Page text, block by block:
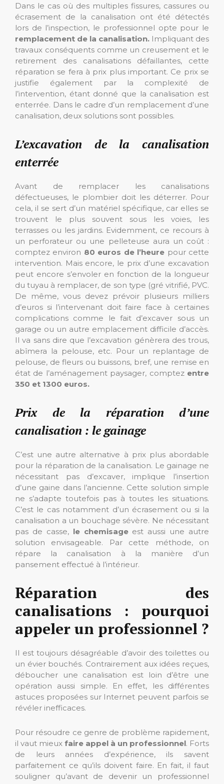
Dans le cas où des multiples fissures, cassures ou
écrasement de la canalisation ont été détectés
lors de l’inspection, le professionnel opte pour le
remplacement de la canalisation. Impliquant des
travaux conséquents comme un creusement et le
retirement des canalisations défaillantes, cette
réparation se fera à prix plus important. Ce prix se
justifie également par la complexité de
l’intervention, étant donné que la canalisation est
enterrée. Dans le cadre d’un remplacement d’une
canalisation, deux solutions sont possibles.
L’excavation de la canalisation
enterrée
Avant de remplacer les canalisations
défectueuses, le plombier doit les déterrer. Pour
cela, il se sert d’un matériel spécifique, car elles se
trouvent le plus souvent sous les voies, les
terrasses ou les jardins. Evidemment, ce recours à
un perforateur ou une pelleteuse aura un coût :
comptez environ 80 euros de l’heure pour cette
intervention. Mais encore, le prix d’une excavation
peut encore s’envoler en fonction de la longueur
du tuyau à remplacer, de son type (gré vitrifié, PVC.
De même, vous devez prévoir plusieurs milliers
d’euros si l’intervenant doit faire face à certaines
complications comme le fait d’excaver sous un
garage ou un autre emplacement difficile d’accès.
Il va sans dire que l’excavation génèrera des trous,
abîmera la pelouse, etc. Pour un replantage de
pelouse, de fleurs ou buissons, bref, une remise en
état de l’aménagement paysager, comptez entre
350 et 1300 euros.
Prix de la réparation d’une
canalisation : le gainage
C’est une autre alternative à prix plus abordable
pour la réparation de la canalisation. Le gainage ne
nécessitant pas d’excaver, implique l’insertion
d’une gaine dans l’ancienne. Cette solution simple
ne s’adapte toutefois pas à toutes les situations.
C’est le cas notamment d’un écrasement ou si la
canalisation a un bouchage sévère. Ne nécessitant
pas de casse, le chemisageest aussi une autre
solution envisageable. Par cette méthode, on
répare la canalisation à la manière d’un
pansement effectué à l’intérieur.
Réparation des
canalisations : pourquoi
appeler un professionnel ?
Il est toujours désagréable d’avoir des toilettes ou
un évier bouchés. Contrairement aux idées reçues,
déboucher une canalisation est loin d’être une
opération aussi simple. En effet, les différentes
astuces proposées sur Internet peuvent parfois se
révéler inefficaces.
Pour résoudre ce genre de problème rapidement,
il vaut mieux faire appel à un professionnel. Forts
de leurs années d’expérience, ils savent
parfaitement ce qu’ils doivent faire. En fait, il faut
souligner qu’avant de devenir un professionnel